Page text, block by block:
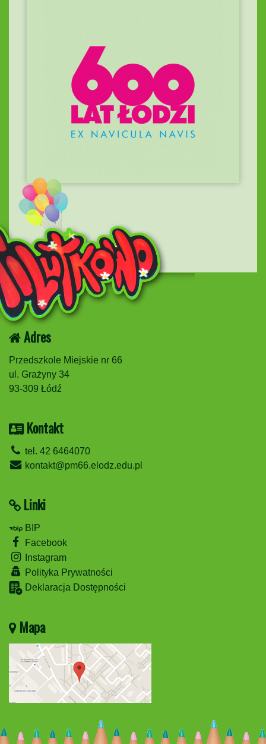
Adres
Przedszkole Miejskie nr 66
ul. Grażyny 34
93-309 Łódź
Kontakt
tel. 42 6464070
kontakt@pm66.elodz.edu.pl
Linki
BIP
Facebook
Instagram
Polityka Prywatności
Deklaracja Dostępności
Mapa